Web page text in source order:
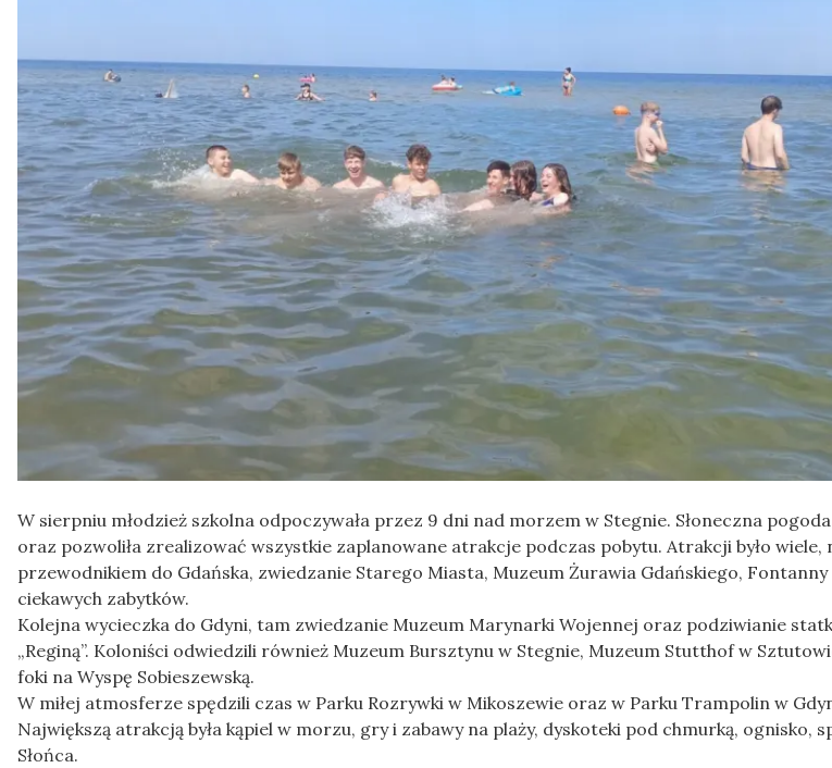
W sierpniu młodzież szkolna odpoczywała przez 9 dni nad morzem w Stegnie. Słoneczna
oraz pozwoliła zrealizować wszystkie zaplanowane atrakcje podczas pobytu. Atrakcji było wiele,
przewodnikiem do Gdańska, zwiedzanie Starego Miasta, Muzeum Żurawia Gdańskiego,
ciekawych zabytków.
Kolejna wycieczka do Gdyni, tam zwiedzanie Muzeum Marynarki Wojennej oraz podziwianie
„Reginą”. Koloniści odwiedzili również Muzeum Bursztynu w Stegnie, Muzeum Stutthof w
foki na Wyspę Sobieszewską.
W miłej atmosferze spędzili czas w Parku Rozrywki w Mikoszewie oraz w Parku Trampolin w
Największą atrakcją była kąpiel w morzu, gry i zabawy na plaży, dyskoteki pod chmurką, ognisko,
Słońca.